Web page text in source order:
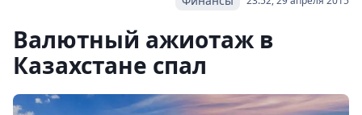
Валютный ажиотаж в
Казахстане спал